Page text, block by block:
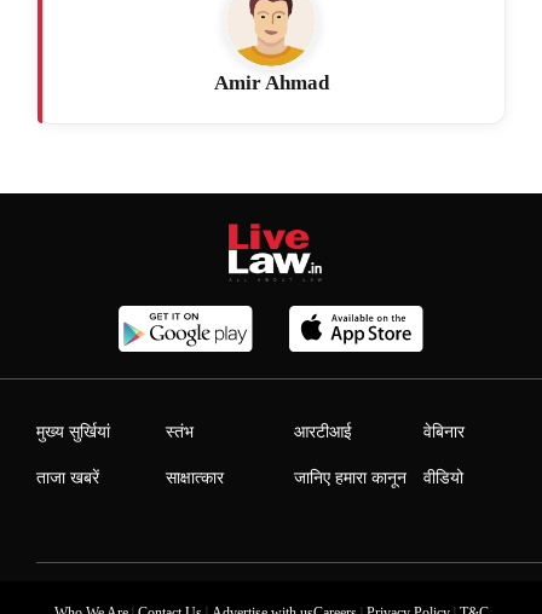
Amir Ahmad
मुख्य सुर्खियां
ताजा खबरें
स्तंभ
साक्षात्कार
आरटीआई
जानिए हमारा कानून
वेबिनार
वीडियो